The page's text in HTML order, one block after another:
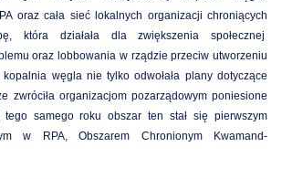
oraz cała sieć lokalnych organizacji chroniących
która działała dla zwiększenia społecznej
oraz lobbowania w rządzie przeciw utworzeniu
węgla nie tylko odwołała plany dotyczące
zwróciła organizacjom pozarządowym poniesione
tego samego roku obszar ten stał się pierwszym
w RPA, Obszarem Chronionym Kwamand-